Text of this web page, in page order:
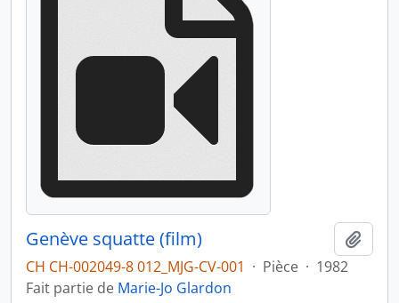
Genève squatte (film)
CH CH-002049-8 012_MJG-CV-001 · Pièce · 1982
Fait partie de Marie-Jo Glardon